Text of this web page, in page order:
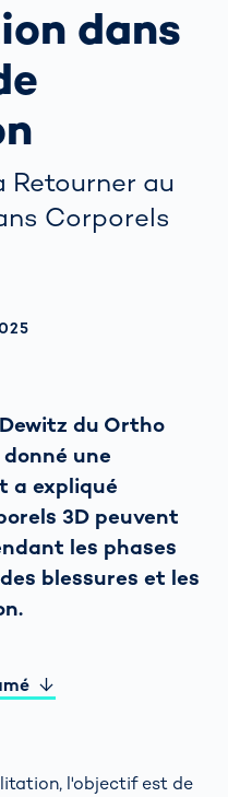
dans
au
Corporels
AM:
du Ortho
une
a expliqué
3D peuvent
les phases
blessures et les
l'objectif est de